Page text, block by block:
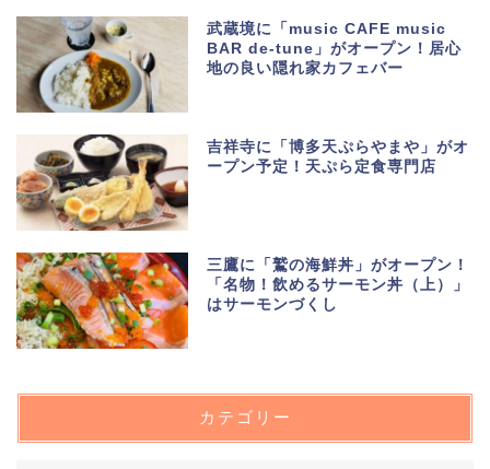
武蔵境に「music CAFE music
BAR de-tune」がオープン！居心
地の良い隠れ家カフェバー
吉祥寺に「博多天ぷらやまや」がオ
ープン予定！天ぷら定食専門店
三鷹に「鷲の海鮮丼」がオープン！
「名物！飲めるサーモン丼（上）」
はサーモンづくし
カテゴリー